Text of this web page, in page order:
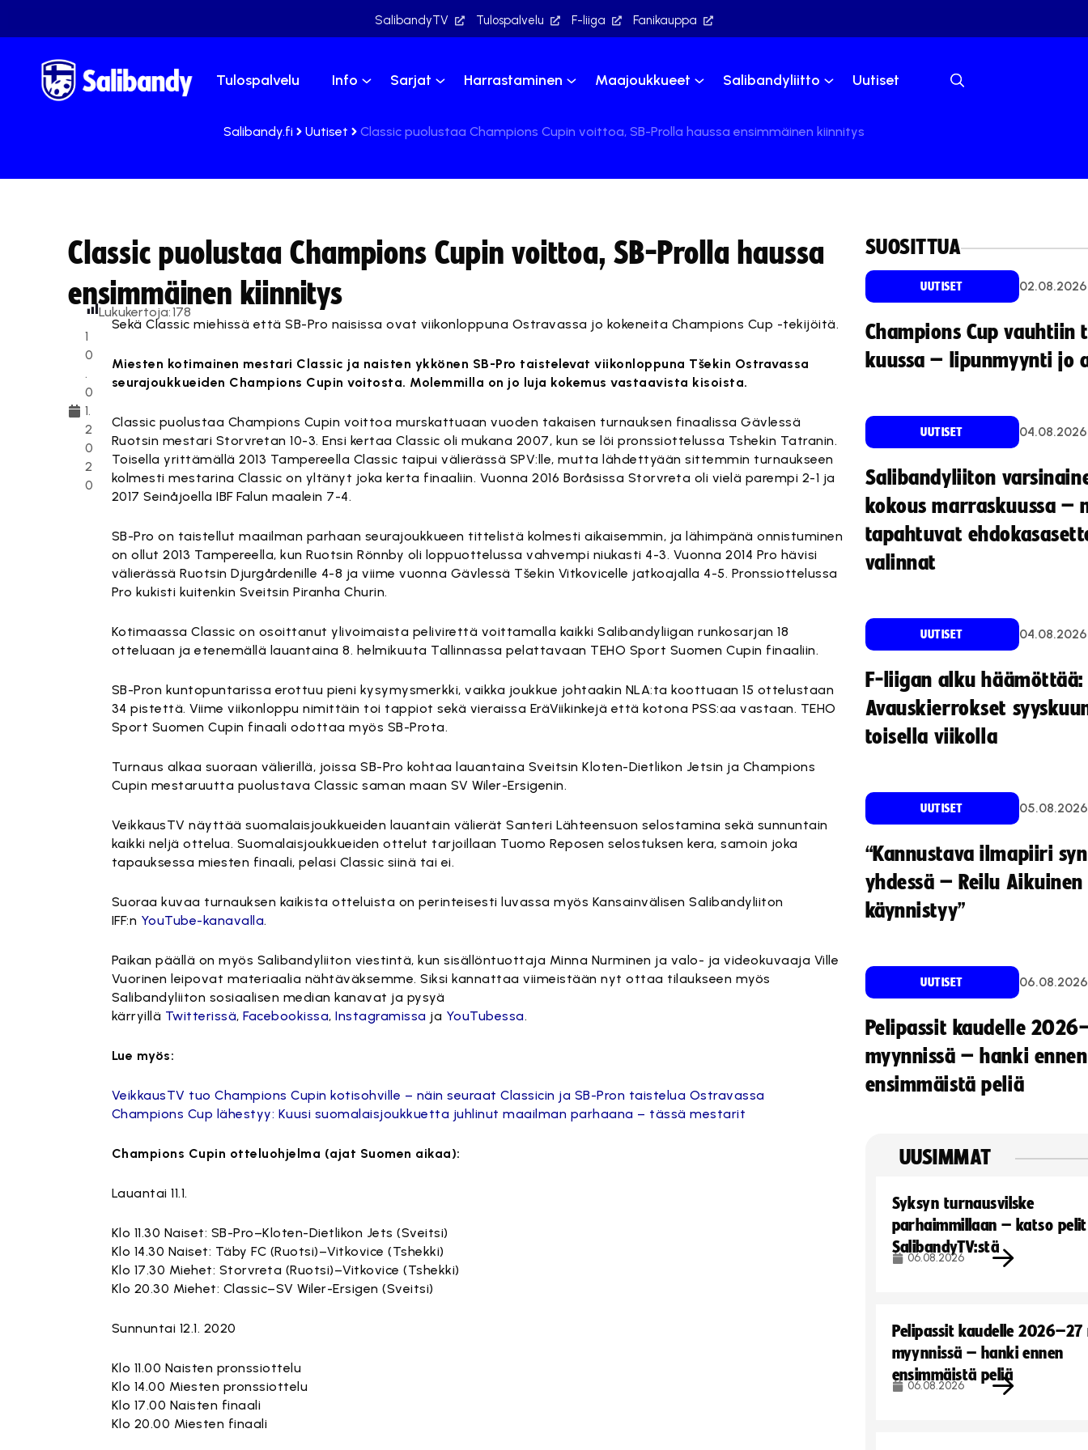
SalibandyTV Tulospalvelu F-liiga Fanikauppa
Tulospalvelu Info Sarjat Harrastaminen Maajoukkueet Salibandyliitto Uutiset
Salibandy.fi Uutiset Classic puolustaa Champions Cupin voittoa, SB-Prolla haussa ensimmäinen kiinnitys
Classic puolustaa Champions Cupin voittoa, SB-Prolla haussa
ensimmäinen kiinnitys
1
0
.
0
1.
2
0
2
0
Lukukertoja:178
Sekä Classic miehissä että SB-Pro naisissa ovat viikonloppuna Ostravassa jo kokeneita Champions Cup -tekijöitä.
Miesten kotimainen mestari Classic ja naisten ykkönen SB-Pro taistelevat viikonloppuna Tšekin Ostravassa
seurajoukkueiden Champions Cupin voitosta. Molemmilla on jo luja kokemus vastaavista kisoista.
Classic puolustaa Champions Cupin voittoa murskattuaan vuoden takaisen turnauksen finaalissa Gävlessä
Ruotsin mestari Storvretan 10-3. Ensi kertaa Classic oli mukana 2007, kun se löi pronssiottelussa Tshekin Tatranin.
Toisella yrittämällä 2013 Tampereella Classic taipui välierässä SPV:lle, mutta lähdettyään sittemmin turnaukseen
kolmesti mestarina Classic on yltänyt joka kerta finaaliin. Vuonna 2016 Boråsissa Storvreta oli vielä parempi 2-1 ja
2017 Seinåjoella IBF Falun maalein 7-4.
SB-Pro on taistellut maailman parhaan seurajoukkueen tittelistä kolmesti aikaisemmin, ja lähimpänä onnistuminen
on ollut 2013 Tampereella, kun Ruotsin Rönnby oli loppuottelussa vahvempi niukasti 4-3. Vuonna 2014 Pro hävisi
välierässä Ruotsin Djurgårdenille 4-8 ja viime vuonna Gävlessä Tšekin Vitkovicelle jatkoajalla 4-5. Pronssiottelussa
Pro kukisti kuitenkin Sveitsin Piranha Churin.
Kotimaassa Classic on osoittanut ylivoimaista pelivirettä voittamalla kaikki Salibandyliigan runkosarjan 18
otteluaan ja etenemällä lauantaina 8. helmikuuta Tallinnassa pelattavaan TEHO Sport Suomen Cupin finaaliin.
SB-Pron kuntopuntarissa erottuu pieni kysymysmerkki, vaikka joukkue johtaakin NLA:ta koottuaan 15 ottelustaan
34 pistettä. Viime viikonloppu nimittäin toi tappiot sekä vieraissa EräViikinkejä että kotona PSS:aa vastaan. TEHO
Sport Suomen Cupin finaali odottaa myös SB-Prota.
Turnaus alkaa suoraan välierillä, joissa SB-Pro kohtaa lauantaina Sveitsin Kloten-Dietlikon Jetsin ja Champions
Cupin mestaruutta puolustava Classic saman maan SV Wiler-Ersigenin.
VeikkausTV näyttää suomalaisjoukkueiden lauantain välierätSanteri Lähteensuon selostamina sekä sunnuntain
kaikki neljä ottelua. Suomalaisjoukkueiden ottelut tarjoillaan Tuomo Reposen selostuksen kera, samoin joka
tapauksessa miesten finaali, pelasi Classic siinä tai ei.
Suoraa kuvaa turnauksen kaikista otteluista on perinteisesti luvassa myös Kansainvälisen Salibandyliiton
IFF:n YouTube-kanavalla.
Paikan päällä on myös Salibandyliiton viestintä, kun sisällöntuottaja Minna Nurminen ja valo- ja videokuvaaja Ville
Vuorinen leipovat materiaalia nähtäväksemme. Siksi kannattaa viimeistään nyt ottaa tilaukseen myös
Salibandyliiton sosiaalisen median kanavat ja pysyä
kärryillä Twitterissä,Facebookissa,Instagramissa ja YouTubessa.
Lue myös:
VeikkausTV tuo Champions Cupin kotisohville – näin seuraat Classicin ja SB-Pron taistelua Ostravassa
Champions Cup lähestyy: Kuusi suomalaisjoukkuetta juhlinut maailman parhaana – tässä mestarit
Champions Cupin otteluohjelma (ajat Suomen aikaa):
Lauantai 11.1.
Klo 11.30 Naiset: SB-Pro–Kloten-Dietlikon Jets (Sveitsi)
Klo 14.30 Naiset: Täby FC (Ruotsi)–Vitkovice (Tshekki)
Klo 17.30 Miehet: Storvreta (Ruotsi)–Vitkovice (Tshekki)
Klo 20.30 Miehet: Classic–SV Wiler-Ersigen (Sveitsi)
Sunnuntai 12.1. 2020
Klo 11.00 Naisten pronssiottelu
Klo 14.00 Miesten pronssiottelu
Klo 17.00 Naisten finaali
Klo 20.00 Miesten finaali
SUOSITTUA
UUTISET 02.08.2026
Champions Cup vauhtiin
kuussa – lipunmyynti jo
UUTISET 04.08.2026
Salibandyliiton
kokous marraskuussa –
tapahtuvat
valinnat
UUTISET 04.08.2026
F-liigan alku häämöttää:
Avauskierrokset
toisella viikolla
UUTISET 05.08.2026
“Kannustava ilmapiiri
yhdessä – Reilu
käynnistyy”
UUTISET 06.08.2026
Pelipassit kaudelle
myynnissä – hanki ennen
ensimmäistä peliä
UUSIMMAT
Syksyn turnausvilske
parhaimmillaan – katso pelit
SalibandyTV:stä
06.08.2026
Pelipassit kaudelle
myynnissä – hanki ennen
ensimmäistä peliä
06.08.2026